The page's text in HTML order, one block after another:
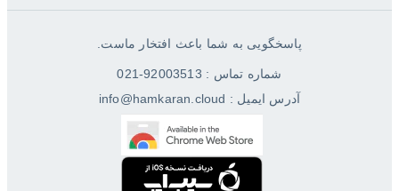
پاسخگویی به شما باعث افتخار ماست.
شماره تماس : 92003513-021
آدرس ایمیل : info@hamkaran.cloud